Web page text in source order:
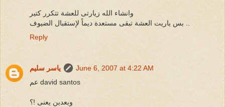
وانشاء الله زيارتى للعشة تتكرر كتير
بس ياريت العشة تبقى مستعدة ديماً لإستقبال الضيوف ..
Reply
ياسر سليم
June 6, 2007 at 4:22 AM
عم david santos
وبعدين يعنى !؟